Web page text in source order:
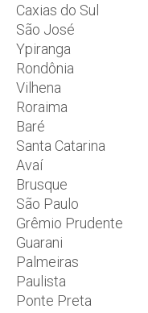
Caxias do Sul
São José
Ypiranga
Rondônia
Vilhena
Roraima
Baré
Santa Catarina
Avaí
Brusque
São Paulo
Grêmio Prudente
Guarani
Palmeiras
Paulista
Ponte Preta